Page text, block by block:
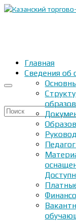
Искать:
Главная
Сведения об